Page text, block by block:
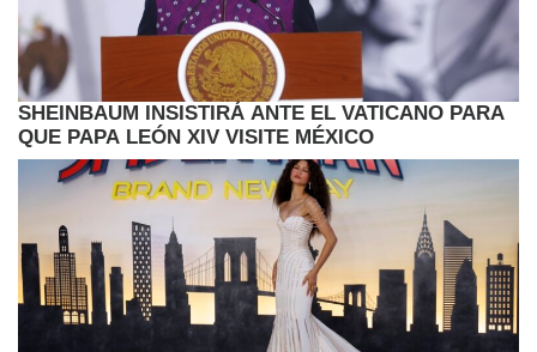
SHEINBAUM INSISTIRÁ ANTE EL VATICANO PARA
QUE PAPA LEÓN XIV VISITE MÉXICO